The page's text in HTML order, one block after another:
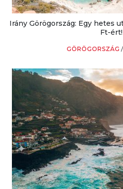
Irány Görögország: Egy hetes
Ft-ért!
GÖRÖGORSZÁG /